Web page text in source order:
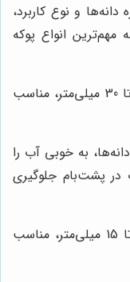
دانه‌ها و نوع کاربرد،
انواع پوکه
اندازه دانه‌ها بین 15 تا 30 میلی‌متر، مناسب
به خوبی آب را
پشت‌بام جلوگیری
اندازه دانه‌ها بین 8 تا 15 میلی‌متر، مناسب